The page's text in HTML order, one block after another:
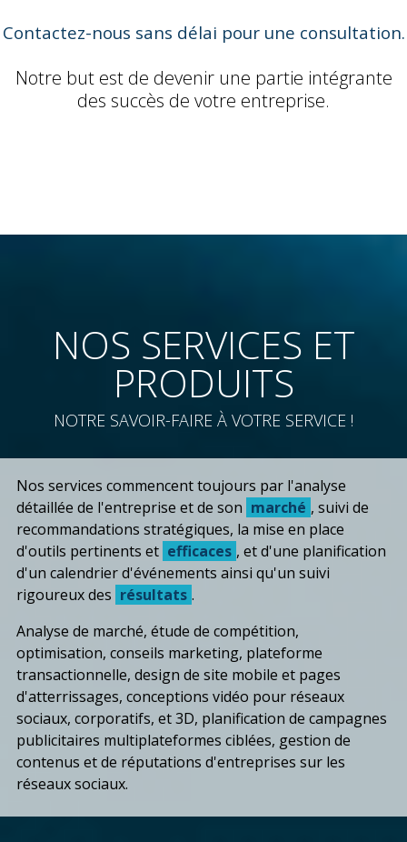
​Contactez-nous sans délai pour une consultation.
Notre but est de devenir une partie intégrante
des succès de votre entreprise.
NOS SERVICES ET
PRODUITS
NOTRE SAVOIR-FAIRE À VOTRE SERVICE !
Nos services commencent toujours par l'analyse
détaillée de l'entreprise et de son marché , suivi de
recommandations stratégiques, la mise en place
d'outils pertinents et efficaces , et d'une planification
d'un calendrier d'événements ainsi qu'un suivi
rigoureux des résultats .
Analyse de marché, étude de compétition,
optimisation, conseils marketing, plateforme
transactionnelle, design de site mobile et pages
d'atterrissages, conceptions vidéo pour réseaux
sociaux, corporatifs, et 3D, planification de campagnes
publicitaires multiplateformes ciblées, gestion de
contenus et de réputations d'entreprises sur les
réseaux sociaux.